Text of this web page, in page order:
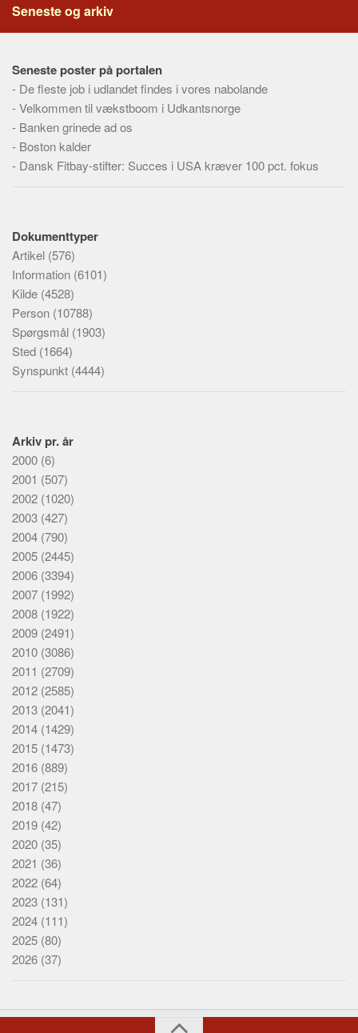
Seneste og arkiv
Seneste poster på portalen
- De fleste job i udlandet findes i vores nabolande
-Velkommen til vækstboom i Udkantsnorge
- Banken grinede ad os
- Boston kalder
- Dansk Fitbay-stifter: Succes i USA kræver 100 pct. fokus
Dokumenttyper
Artikel (576)
Information (6101)
Kilde (4528)
Person (10788)
Spørgsmål (1903)
Sted (1664)
Synspunkt (4444)
Arkiv pr. år
2000 (6)
2001 (507)
2002 (1020)
2003 (427)
2004 (790)
2005 (2445)
2006 (3394)
2007 (1992)
2008 (1922)
2009 (2491)
2010 (3086)
2011 (2709)
2012 (2585)
2013 (2041)
2014 (1429)
2015 (1473)
2016 (889)
2017 (215)
2018 (47)
2019 (42)
2020 (35)
2021 (36)
2022 (64)
2023 (131)
2024 (111)
2025 (80)
2026 (37)